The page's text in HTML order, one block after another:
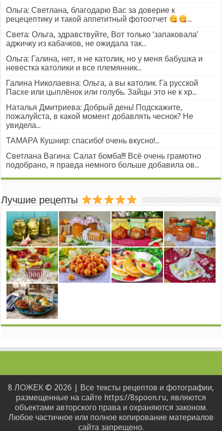
Ольга: Светлана, благодарю Вас за доверие к
рецецептику и такой аппетитный фотоотчет
...
Света: Ольга, здравствуйте, Вот только ‘запаковала’
аджичку из кабачков, не ожидала так...
Ольга: Галина, нет, я не католик, но у меня бабушка и
невестка католики и все племянник...
Галина Николаевна: Ольга, а вы католик. Га русской
Пасхе или цыплёнок или голубь. Зайцы это не к хр...
Наталья Дмитриева: Добрый день! Подскажите,
пожалуйста, в какой момент добавлять чеснок? Не
увидела...
ТАМАРА Кушнир: спасибо! очень вкусно!...
Светлана Вагина: Салат бомба!!! Всё очень грамотно
подобрано, я правда немного больше добавила ов...
Лучшие рецепты
8 ЛОЖЕК © 2026 | Все тексты рецептов и фотографии,
размещенные на сайте https://8spoon.ru, являются
объектами авторского права и охраняются законом.
Любое частичное или полное копирование материалов
сайта запрещено.